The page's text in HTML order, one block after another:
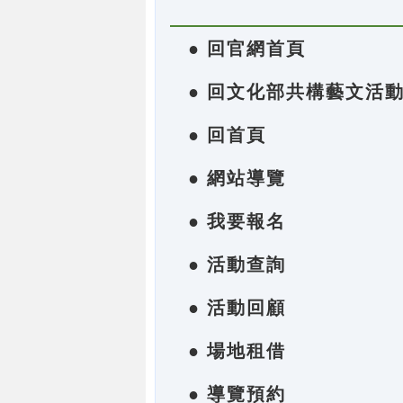
● 回官網首頁
● 回文化部共構藝文活
● 回首頁
● 網站導覽
● 我要報名
● 活動查詢
● 活動回顧
● 場地租借
● 導覽預約